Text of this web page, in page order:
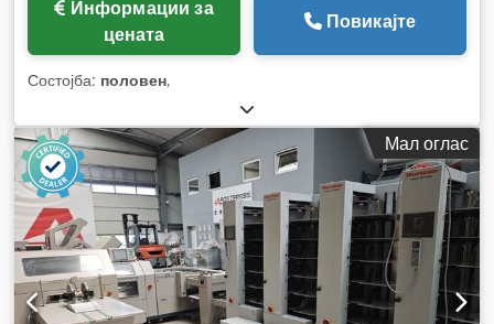
цената
Повикајте
Состојба: половен,
Мал оглас